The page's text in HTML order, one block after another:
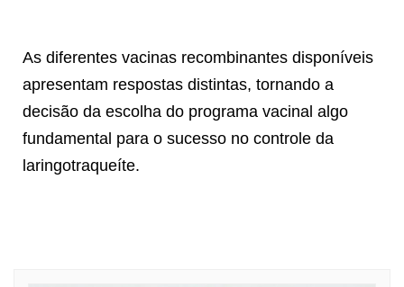
As diferentes vacinas recombinantes disponíveis
apresentam respostas distintas, tornando a
decisão da escolha do programa vacinal algo
fundamental para o sucesso no controle da
laringotraqueíte.